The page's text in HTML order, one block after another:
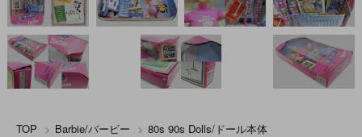
TOP > Barbie/バービー > 80s 90s Dolls/ドール本体